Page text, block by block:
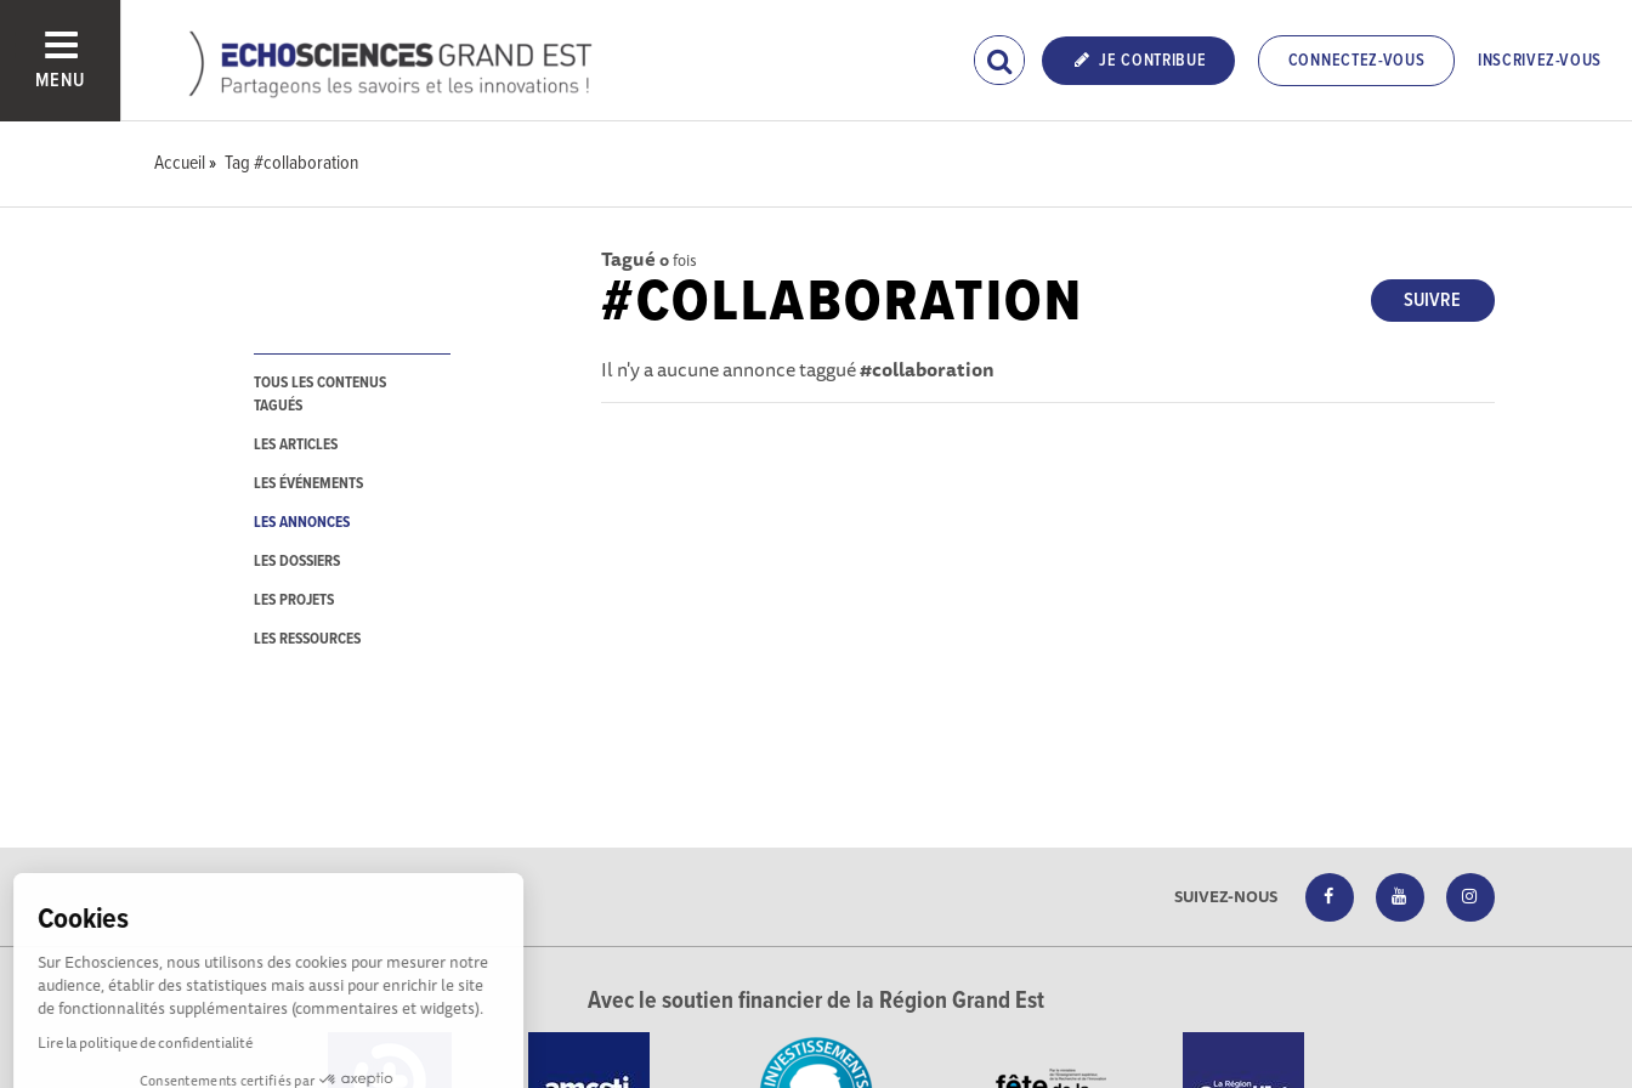
Cookies
Sur Echosciences, nous utilisons des cookies pour mesurer notre
audience, établir des statistiques mais aussi pour enrichir le site
de fonctionnalités supplémentaires (commentaires et widgets).
Lire la politique de confidentialité
Consentements certifiés par
MENU
JE CONTRIBUE CONNECTEZ-VOUS INSCRIVEZ-VOUS
Accueil Tag #collaboration
TOUS LES CONTENUS
TAGUÉS
LES ARTICLES
LES ÉVÉNEMENTS
LES ANNONCES
LES DOSSIERS
LES PROJETS
LES RESSOURCES
Tagué 0fois
SUIVRE
#COLLABORATION
Il n'y a aucune annonce taggué#collaboration
SUIVEZ-NOUS
Avec le soutien financier de la Région Grand Est